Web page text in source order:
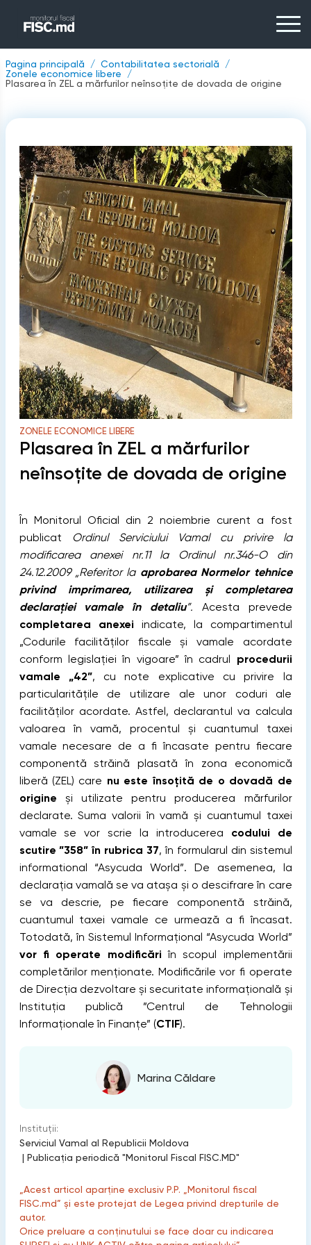
Pagina principală
Contabilitatea sectorială
Zonele economice libere
Plasarea în ZEL a mărfurilor neînsoțite de dovada de origine
ZONELE ECONOMICE LIBERE
Plasarea în ZEL a mărfurilor
neînsoțite de dovada de origine
În Monitorul Oficial din 2 noiembrie curent a fost
publicat Ordinul Serviciului Vamal cu privire la
modificarea anexei nr.11 la Ordinul nr.346-O din
24.12.2009 „Referitor la aprobarea Normelor tehnice
privind imprimarea, utilizarea şi completarea
declaraţiei vamale în detaliu”. Acesta prevede
completarea anexei indicate, la compartimentul
„Codurile facilităţilor fiscale şi vamale acordate
conform legislaţiei în vigoare” în cadrul procedurii
vamale „42”, cu note explicative cu privire la
particularităţile de utilizare ale unor coduri ale
facilităţilor acordate. Astfel, declarantul va calcula
valoarea în vamă, procentul și cuantumul taxei
vamale necesare de a fi încasate pentru fiecare
componentă străină plasată în zona economică
liberă (ZEL) care nu este însoțită de o dovadă de
origine și utilizate pentru producerea mărfurilor
declarate. Suma valorii în vamă și cuantumul taxei
vamale se vor scrie la introducerea codului de
scutire ”358” în rubrica 37, în formularul din sistemul
informational “Asycuda World”. De asemenea, la
declarația vamală se va atașa și o descifrare în care
se va descrie, pe fiecare componentă străină,
cuantumul taxei vamale ce urmează a fi încasat.
Totodată, în Sistemul Informaţional “Asycuda World”
vor fi operate modificări în scopul implementării
completărilor menționate. Modificările vor fi operate
de Direcţia dezvoltare şi securitate informaţională şi
Instituția publică ”Centrul de Tehnologii
Informaționale în Finanțe” (CTIF).
Marina Căldare
Instituții:
Serviciul Vamal al Republicii Moldova
| Publicaţia periodică "Monitorul Fiscal FISC.MD"
„Acest articol aparține exclusiv P.P. „Monitorul fiscal
FISC.md” și este protejat de Legea privind drepturile de
autor.
Orice preluare a conținutului se face doar cu indicarea